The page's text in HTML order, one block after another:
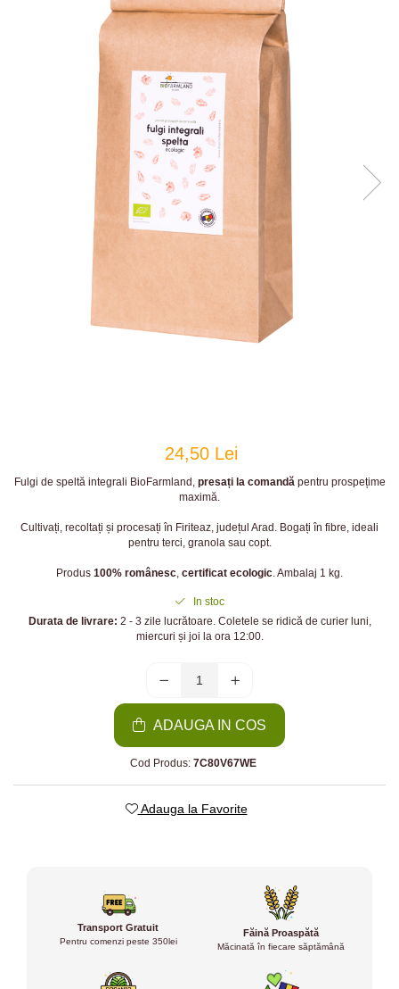
24,50 Lei
Fulgi de speltă integrali BioFarmland, presați la comandăpentru prospețime
maximă.
Cultivați, recoltați și procesați în Firiteaz, județul Arad. Bogați în fibre, ideali
pentru terci, granola sau copt.
Produs 100% românesc, certificat ecologic. Ambalaj 1 kg.
In stoc
Durata de livrare: 2 - 3 zile lucrătoare. Coletele se ridică de curier luni,
miercuri și joi la ora 12:00.
ADAUGA IN COS
Cod Produs: 7C80V67WE
Adauga la Favorite
Transport Gratuit
Pentru comenzi peste 350lei
Făină Proaspătă
Măcinată în fiecare săptămână